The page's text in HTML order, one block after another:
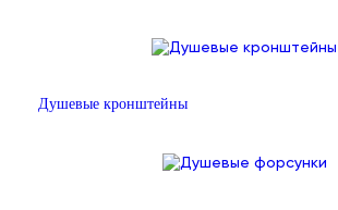
Душевые кронштейны